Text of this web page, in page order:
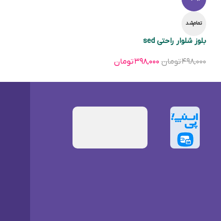
تمام‌شد
بلوز شلوار راحتی sed
۴۹۸,۰۰۰تومان ۳۹۸,۰۰۰تومان